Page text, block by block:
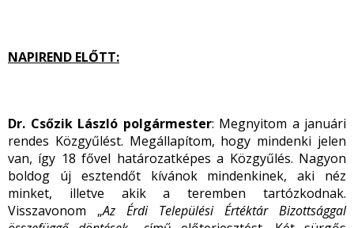
NAPIREND ELŐTT:
Dr. Csőzik László polgármester: Megnyitom a januári
rendes Közgyűlést. Megállapítom, hogy mindenki jelen
van, így 18 fővel határozatképes a Közgyűlés. Nagyon
boldog új esztendőt kívánok mindenkinek, aki néz
minket, illetve akik a teremben tartózkodnak.
Visszavonom „Az Érdi Települési Értéktár Bizottsággal